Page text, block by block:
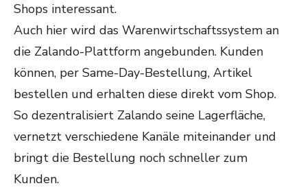
Shops interessant.
Auch hier wird das Warenwirtschaftssystem an
die Zalando-Plattform angebunden. Kunden
können, per Same-Day-Bestellung, Artikel
bestellen und erhalten diese direkt vom Shop.
So dezentralisiert Zalando seine Lagerfläche,
vernetzt verschiedene Kanäle miteinander und
bringt die Bestellung noch schneller zum
Kunden.